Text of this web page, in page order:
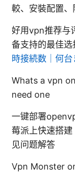
較、安裝配置
好用vpn推荐与
备支持的最佳
時接続数｜何
Whats a vpn
need one
一键部署
莓派上快速搭
见问题解答
Vpn Monster